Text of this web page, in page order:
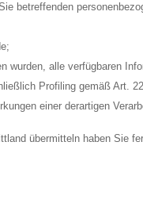
betreffenden
wurden, alle verfügbaren
Profiling gemäß Art.
einer derartigen
übermitteln haben Sie